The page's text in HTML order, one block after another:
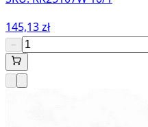
145,13 zł
−